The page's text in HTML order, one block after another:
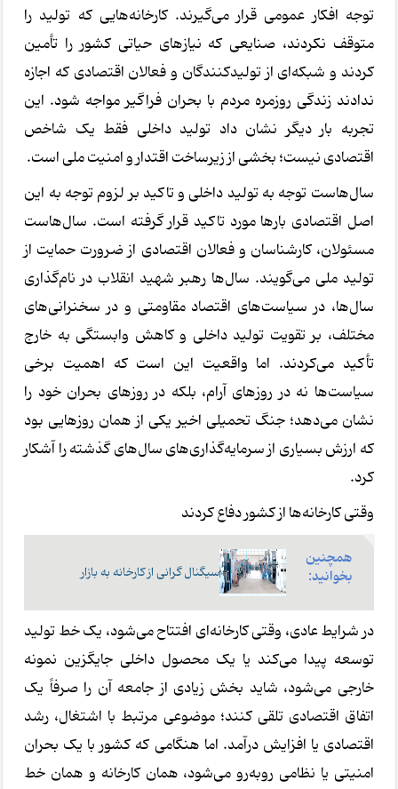
توجه افکار عمومی قرار می‌گیرند. کارخانه‌هایی که تولید را
متوقف نکردند، صنایعی که نیازهای حیاتی کشور را تأمین
کردند و شبکه‌ای از تولیدکنندگان و فعالان اقتصادی که اجازه
ندادند زندگی روزمره مردم با بحران فراگیر مواجه شود. این
تجربه بار دیگر نشان داد تولید داخلی فقط یک شاخص
اقتصادی نیست؛ بخشی از زیرساخت اقتدار و امنیت ملی است.
سال‌هاست توجه به تولید داخلی و تاکید بر لزوم توجه به این
اصل اقتصادی بارها مورد تاکید قرار گرفته است. سال‌هاست
مسئولان، کارشناسان و فعالان اقتصادی از ضرورت حمایت از
تولید ملی می‌گویند. سال‌ها رهبر شهید انقلاب در نام‌گذاری
سال‌ها، در سیاست‌های اقتصاد مقاومتی و در سخنرانی‌های
مختلف، بر تقویت تولید داخلی و کاهش وابستگی به خارج
تأکید می‌کردند. اما واقعیت این است که اهمیت برخی
سیاست‌ها نه در روزهای آرام، بلکه در روزهای بحران خود را
نشان می‌دهد؛ جنگ تحمیلی اخیر یکی از همان روزهایی بود
که ارزش بسیاری از سرمایه‌گذاری‌های سال‌های گذشته را آشکار
کرد.
وقتی کارخانه‌ها از کشور دفاع کردند
همچنین
بخوانید:
سیگنال گرانی از کارخانه به بازار
در شرایط عادی، وقتی کارخانه‌ای افتتاح می‌شود، یک خط تولید
توسعه پیدا می‌کند یا یک محصول داخلی جایگزین نمونه
خارجی می‌شود، شاید بخش زیادی از جامعه آن را صرفاً یک
اتفاق اقتصادی تلقی کنند؛ موضوعی مرتبط با اشتغال، رشد
اقتصادی یا افزایش درآمد. اما هنگامی که کشور با یک بحران
امنیتی یا نظامی روبه‌رو می‌شود، همان کارخانه و همان خط